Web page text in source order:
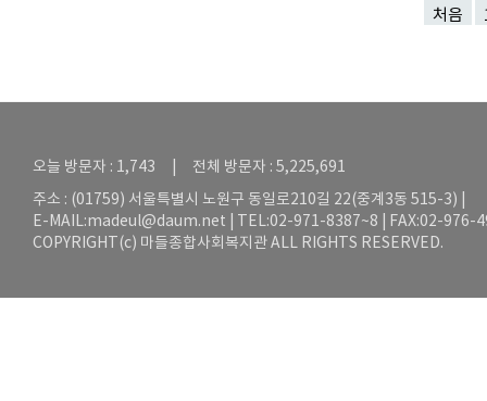
처음
오늘 방문자 : 1,743 | 전체 방문자 : 5,225,691
주소 : (01759) 서울특별시 노원구 동일로210길 22(중계3동 515-3) |
E-MAIL:madeul@daum.net | TEL:02-971-8387~8 | FAX:02-976-
COPYRIGHT(c) 마들종합사회복지관 ALL RIGHTS RESERVED.